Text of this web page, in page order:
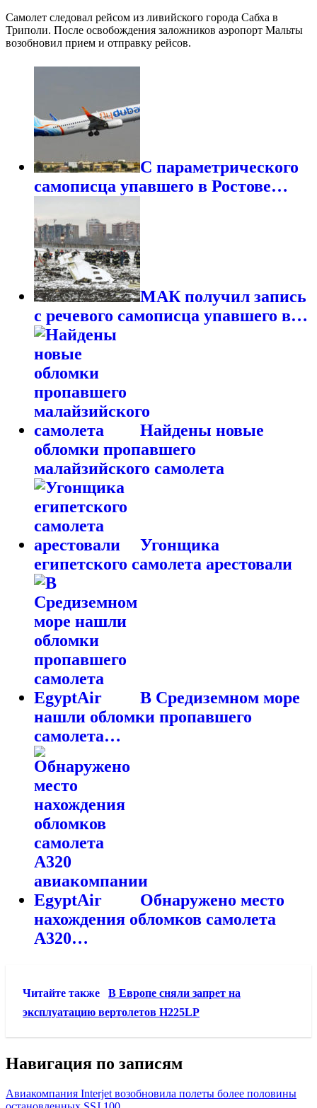
Самолет следовал рейсом из ливийского города Сабха в
Триполи. После освобождения заложников аэропорт Мальты
возобновил прием и отправку рейсов.
С параметрического
самописца упавшего в Ростове…
МАК получил запись
с речевого самописца упавшего в…
Найдены новые
обломки пропавшего
малайзийского самолета
Угонщика
египетского самолета арестовали
В Средиземном море
нашли обломки пропавшего
самолета…
Обнаружено место
нахождения обломков самолета
A320…
Читайте также
В Европе сняли запрет на
эксплуатацию вертолетов H225LP
Навигация по записям
Авиакомпания Interjet возобновила полеты более половины